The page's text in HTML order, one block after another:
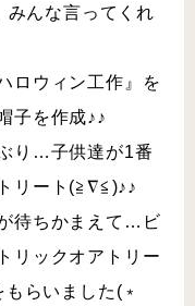
んな言ってくれ
ロウィン工作』を
子を作成♪♪
り…子供達が1番
リート(≧∇≦)♪♪
待ちかまえて…ビ
リックオアトリー
らいました(﹡